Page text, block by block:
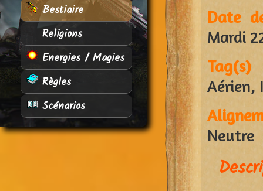
Bestiaire
Religions
Energies / Magies
Règles
Scénarios
Date
Mardi
Tag(s)
Aérien,
Neutre